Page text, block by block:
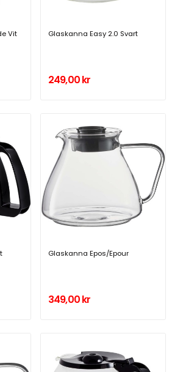
Vit
Glaskanna Easy 2.0 Svart
249,00 kr
Glaskanna Epos/Epour
349,00 kr